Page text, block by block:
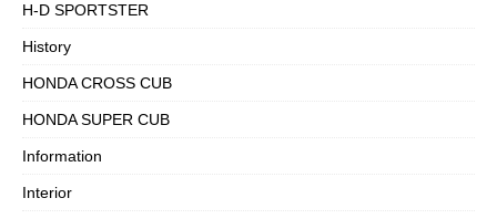
H-D SPORTSTER
History
HONDA CROSS CUB
HONDA SUPER CUB
Information
Interior